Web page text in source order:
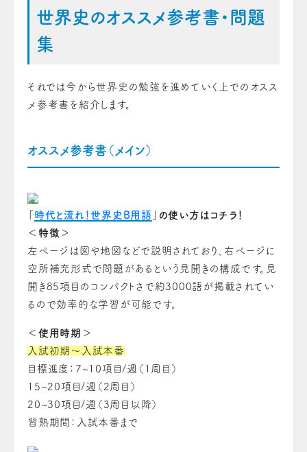
世界史のオススメ参考書・問題
集
それでは今から世界史の勉強を進めていく上でのオスス
メ参考書を紹介します。
オススメ参考書（メイン）
時代と流れ！世界史B用語 」の使い方はコチラ！
＜特徴＞
左ページは図や地図などで説明されており、右ページに
空所補充形式で問題があるという見開きの構成です。見
開き85項目のコンパクトさで約3000語が掲載されてい
るので効率的な学習が可能です。
＜使用時期＞
入試初期～入試本番
目標進度：7~10項目/週（1周目）
15~20項目/週（2周目）
20~30項目/週（3周目以降）
習熟期間：入試本番まで